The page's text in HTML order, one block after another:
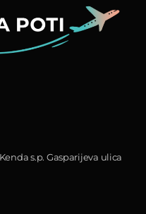
s.p. Gasparijeva ulica